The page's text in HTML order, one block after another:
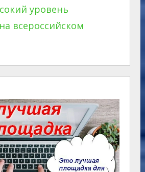
уровень
всероссийском